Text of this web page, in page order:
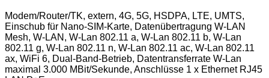
Modem/Router/TK, extern, 4G, 5G, HSDPA, LTE, UMTS,
Einschub für Nano-SIM-Karte, Datenübertragung W-LAN
Mesh, W-LAN, W-Lan 802.11 a, W-Lan 802.11 b, W-Lan
802.11 g, W-Lan 802.11 n, W-Lan 802.11 ac, W-Lan 802.11
ax, WiFi 6, Dual-Band-Betrieb, Datentransferrate W-Lan
maximal 3.000 MBit/Sekunde, Anschlüsse 1 x Ethernet RJ45